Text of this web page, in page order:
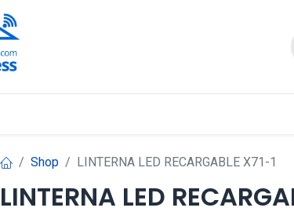
Shop LINTERNA LED RECARGABLE X71-1
LINTERNA LED